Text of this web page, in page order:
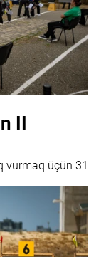
II
vurmaq üçün 31